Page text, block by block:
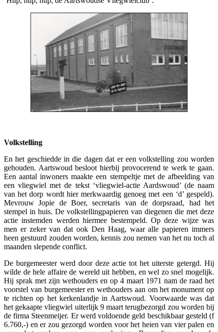
Volkstelling
En het geschiedde in die dagen dat er een volkstelling zou worden
gehouden. Aartswoud besloot hierbij provocerend te werk te gaan.
Een aantal inwoners maakte een stempeltje met de afbeelding van
een vliegwiel met de tekst ‘vliegwiel-actie Aardswoud’ (de naam
van het dorp wordt hier merkwaardig genoeg met een ‘d’ gespeld).
Mevrouw Jopie de Boer, secretaris van de dorpsraad, had het
stempel in huis. De volkstellingpapieren van diegenen die met deze
actie instemden werden hiermee bestempeld. Op deze wijze was
men er zeker van dat ook Den Haag, waar alle papieren immers
heen gestuurd zouden worden, kennis zou nemen van het nu toch al
maanden slepende conflict.
De burgemeester werd door deze actie tot het uiterste getergd. Hij
wilde de hele affaire de wereld uit hebben, en wel zo snel mogelijk.
Hij sprak met zijn wethouders en op 4 maart 1971 nam de raad het
voorstel van burgemeester en wethouders aan om het monument op
te richten op het kerkenlandje in Aartswoud. Voorwaarde was dat
het gekaapte vliegwiel uiterlijk 9 maart terugbezorgd zou worden bij
de firma Steenmeijer. Er werd voldoende geld beschikbaar gesteld (f
6.760,-) en er zou gezorgd worden voor het heien van vier palen en